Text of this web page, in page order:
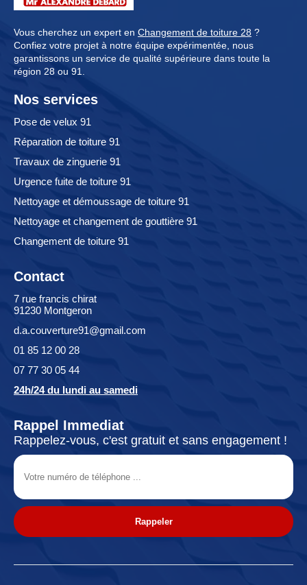
Vous cherchez un expert en Changement de toiture 28 ?
Confiez votre projet à notre équipe expérimentée, nous
garantissons un service de qualité supérieure dans toute la
région 28 ou 91.
Nos services
Pose de velux 91
Réparation de toiture 91
Travaux de zinguerie 91
Urgence fuite de toiture 91
Nettoyage et démoussage de toiture 91
Nettoyage et changement de gouttière 91
Changement de toiture 91
Contact
7 rue francis chirat
91230 Montgeron
d.a.couverture91@gmail.com
01 85 12 00 28
07 77 30 05 44
24h/24 du lundi au samedi
Rappel Immediat
Rappelez-vous, c'est gratuit et sans engagement !